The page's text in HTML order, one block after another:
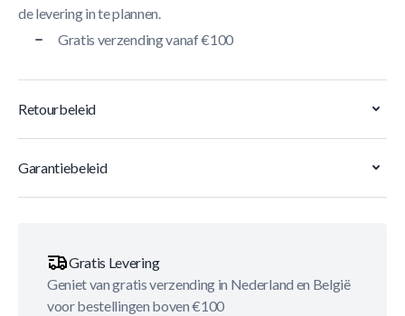
de levering in te plannen.
Gratis verzending vanaf €100
Retourbeleid
Garantiebeleid
Gratis Levering
Geniet van gratis verzending in Nederland en België
voor bestellingen boven €100